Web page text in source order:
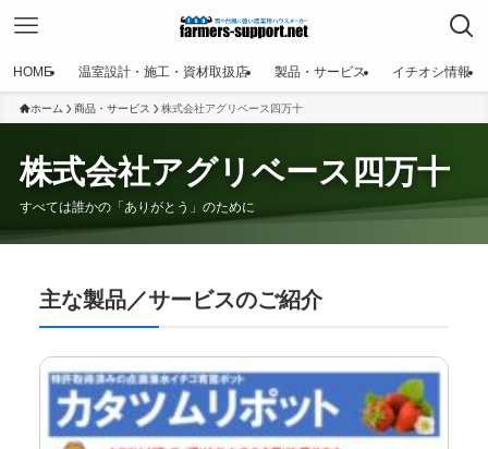
HOME 温室設計・施工・資材取扱店 製品・サービス イチオシ情報
ホーム 商品・サービス 株式会社アグリベース四万十
株式会社アグリベース四万十
すべては誰かの「ありがとう」のために
主な製品／サービスのご紹介